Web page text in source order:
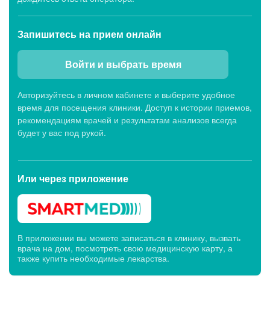
Запишитесь на прием онлайн
Войти и выбрать время
Авторизуйтесь в личном кабинете и выберите удобное
время для посещения клиники. Доступ к истории приемов,
рекомендациям врачей и результатам анализов всегда
будет у вас под рукой.
Или через приложение
В приложении вы можете записаться в клинику, вызвать
врача на дом, посмотреть свою медицинскую карту, а
также купить необходимые лекарства.